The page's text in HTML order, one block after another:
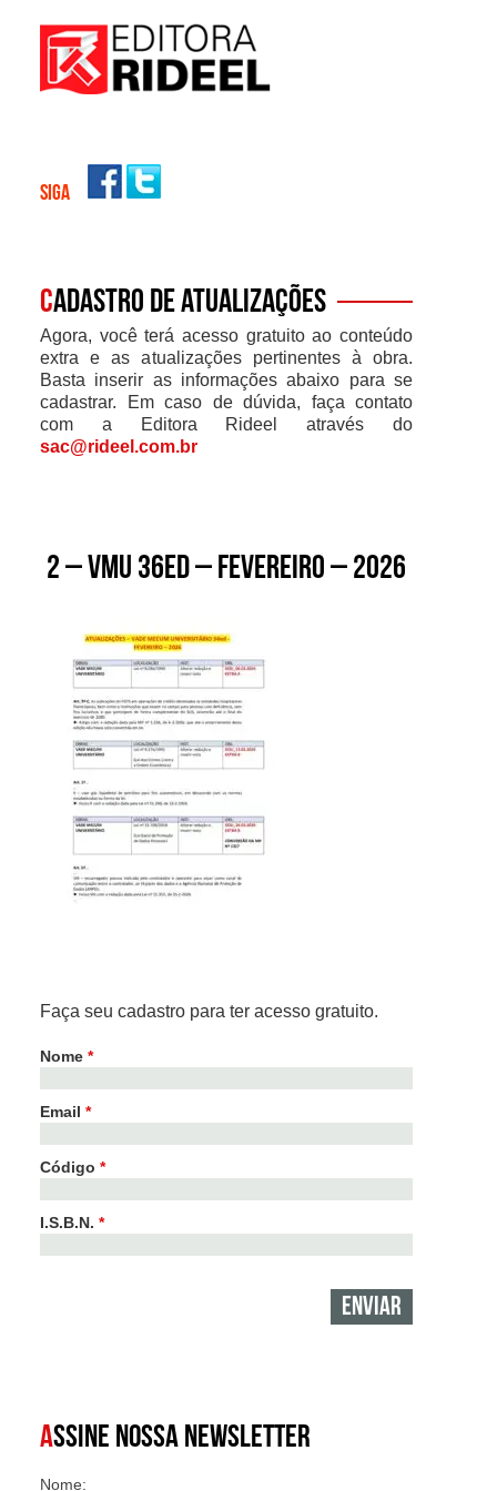
SIGA
Cadastro de atualizações
Agora, você terá acesso gratuito ao conteúdo
extra e as atualizações pertinentes à obra.
Basta inserir as informações abaixo para se
cadastrar. Em caso de dúvida, faça contato
com a Editora Rideel através do
sac@rideel.com.br
2 – VMU 36ed – fevereiro – 2026
Faça seu cadastro para ter acesso gratuito.
Nome *
Email *
Código *
I.S.B.N. *
ASSINE NOSSA NEWSLETTER
Nome: